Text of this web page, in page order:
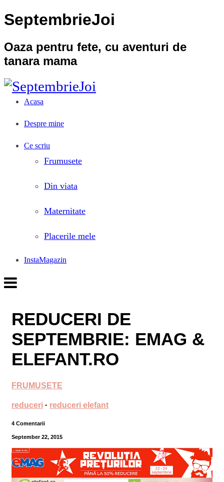
SeptembrieJoi
Oaza pentru fete, cu aventuri de
tanara mama
Acasa
Despre mine
Ce scriu
Frumusete
Din viata
Maternitate
Placerile mele
InstaMagazin
REDUCERI DE
SEPTEMBRIE: EMAG &
ELEFANT.RO
FRUMUSETE
reduceri · reduceri elefant
4 Comentarii
September 22, 2015